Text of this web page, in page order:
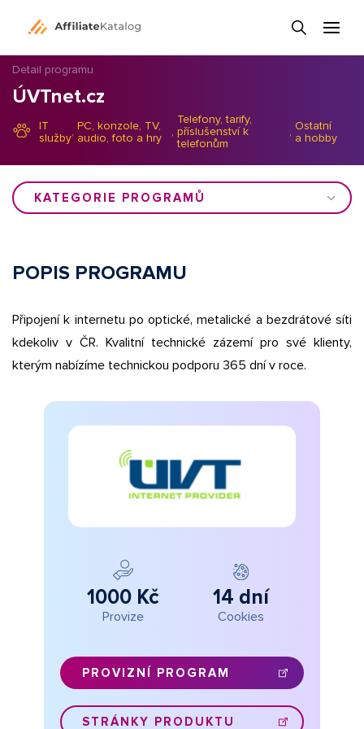
Detail programu
ÚVTnet.cz
IT
služby, PC, konzole, TV,
audio, foto a hry
,
Telefony, tarify,
příslušenství k
telefonům
, Ostatní
a hobby
KATEGORIE PROGRAMŮ
POPIS PROGRAMU
Připojení k internetu po optické, metalické a bezdrátové síti
kdekoliv v ČR. Kvalitní technické zázemí pro své klienty,
kterým nabízíme technickou podporu 365 dní v roce.
1000 Kč
Provize
14 dní
Cookies
PROVIZNÍ PROGRAM
STRÁNKY PRODUKTU